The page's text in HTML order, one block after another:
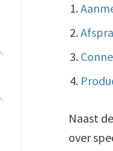
Naast
over